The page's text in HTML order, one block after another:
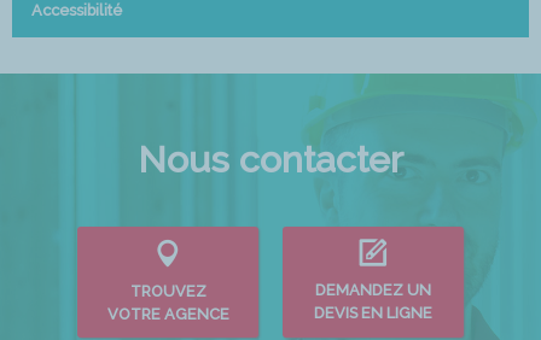
Accessibilité
Nous contacter
TROUVEZ
VOTRE AGENCE
DEMANDEZ UN
DEVIS EN LIGNE